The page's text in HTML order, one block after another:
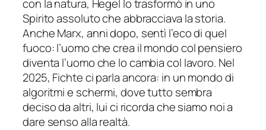
con la natura, Hegel lo trasformò in uno
Spirito assoluto che abbracciava la storia.
Anche Marx, anni dopo, sentì l’eco di quel
fuoco: l’uomo che crea il mondo col pensiero
diventa l’uomo che lo cambia col lavoro. Nel
2025, Fichte ci parla ancora: in un mondo di
algoritmi e schermi, dove tutto sembra
deciso da altri, lui ci ricorda che siamo noi a
dare senso alla realtà.